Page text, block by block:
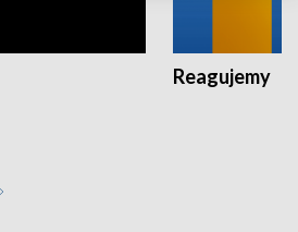
Reagujemy